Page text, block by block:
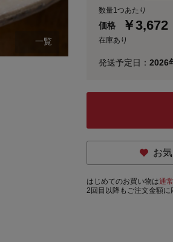
一覧
数量1つあたり
価格 ￥3,672
在庫あり
発送予定日：2026
お
はじめてのお買い物は通
2回目以降もご注文金額に